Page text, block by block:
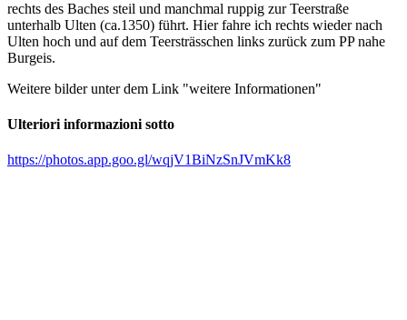
rechts des Baches steil und manchmal ruppig zur Teerstraße
unterhalb Ulten (ca.1350) führt. Hier fahre ich rechts wieder nach
Ulten hoch und auf dem Teersträsschen links zurück zum PP nahe
Burgeis.
Weitere bilder unter dem Link "weitere Informationen"
Ulteriori informazioni sotto
https://photos.app.goo.gl/wqjV1BiNzSnJVmKk8